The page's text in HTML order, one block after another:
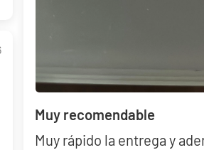
Muy recomendable
Muy rápido la entrega y